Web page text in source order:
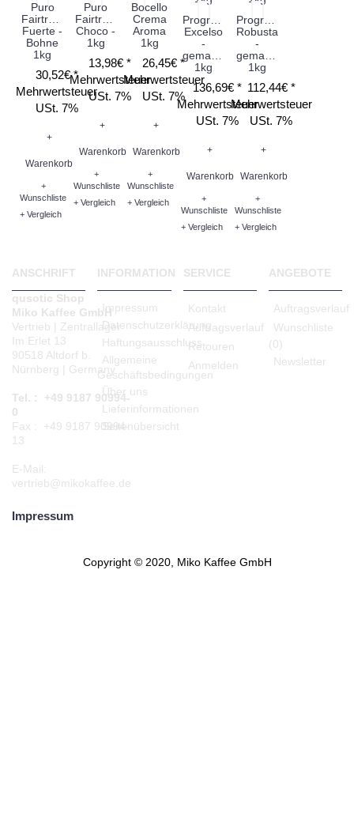
Puro
Fairtrade
Fuerte -
Bohne
1kg
30,52€ *
Mehrwertsteuer
USt. 7%
+
Warenkorb
+
Wunschliste
+ Vergleich
Puro
Fairtrade
Choco -
1kg
13,98€ *
Mehrwertsteuer
USt. 7%
+
Warenkorb
+
Wunschliste
+ Vergleich
Bocello
Crema
Aroma
1kg
26,45€ *
Mehrwertsteuer
USt. 7%
+
Warenkorb
+
Wunschliste
+ Vergleich
Progreso
Excelso
-
gemahlen
1kg
136,69€ *
Mehrwertsteuer
USt. 7%
+
Warenkorb
+
Wunschliste
+ Vergleich
Progreso
Robusta
-
gemahlen
1kg
112,44€ *
Mehrwertsteuer
USt. 7%
+
Warenkorb
+
Wunschliste
+ Vergleich
ANSCHRIFT
qusotic Shop
Miko Kaffee GmbH
Vertrieb | Zentrallager
Im Erlet 13
90518 Altdorf b.
Nürnberg | Germany
Tel. : +49 9187 90994-
0
Fax : +49 9187 90994-
13
E-Mail:
vertrieb@mikokaffee.de
INFORMATION
Impressum
Datenschutzerklärung
Haftungsausschluss
Allgemeine
Geschäftsbedingungen
Über uns
Lieferinformationen
Seitenübersicht
SERVICE
Kontakt
Auftragsverlauf
Retouren
Anmelden
ANGEBOTE
Auftragsverlauf
Wunschliste
(0)
Newsletter
Impressum
Copyright © 2020, Miko Kaffee GmbH